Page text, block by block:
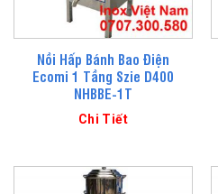
Nồi Hấp Bánh Bao Điện
Ecomi 1 Tầng Szie D400
NHBBE-1T
Chi Tiết